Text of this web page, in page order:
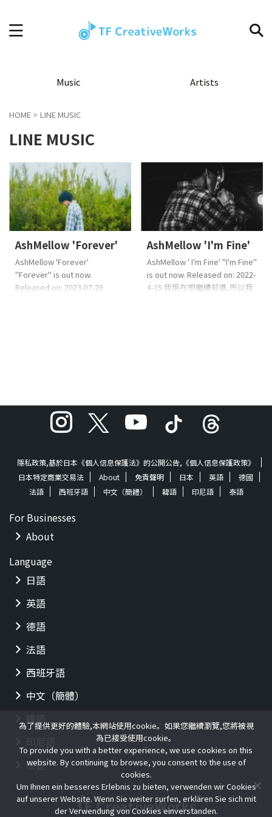
Music Artists
HOME > LINE MUSIC
LINE MUSIC
AshMellow 'Forever'
AshMellow 'Forever'
"Forever" is out now.
Released on: 2023-07-28
情。所以我想再次見到我想見
的人,向重要的人傳達我的想法,
AshMellow 'I'm Fine'
AshMellow ' I'm Fine' "I'm Fine"
is out now. Released on: 2022-
4-15 我現在想繼續前進,所以我
隱私政策,基於日本《個人信息保護法》的公開公告,《個人信息保護政策》
日本特定商業交易法
About 免責聲明 日本 英語
德國
法語
西班牙語 中文（簡體） 韓語 印尼語 泰語
For Businesses
About
Language
日語
英語
德語
法語
西班牙語
中文（簡體）
韓語
泰語
為了提供更好的體驗,本網站使用cookie。如果您繼續瀏覽,您將被視
為已接受使用cookie。
To provide you with a better experience, we use cookies on this
website. By continuing to browse, you consent to the use of
cookies.
Um Ihnen ein besseres Erlebnis zu bieten, verwenden wir Cookies
auf unserer Website. Wenn Sie weiter surfen, erklären Sie sich mit
der Verwendung von Cookies einverstanden.